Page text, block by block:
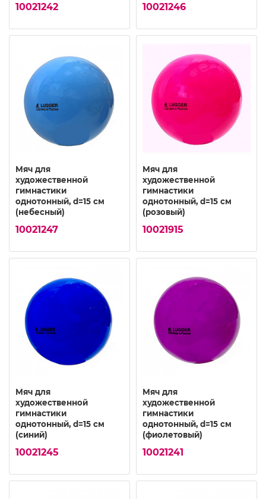
10021242 10021246
Мяч для
художественной
гимнастики
однотонный, d=15 см
(небесный)
10021247
Мяч для
художественной
гимнастики
однотонный, d=15 см
(розовый)
10021915
Мяч для
художественной
гимнастики
однотонный, d=15 см
(синий)
10021245
Мяч для
художественной
гимнастики
однотонный, d=15 см
(фиолетовый)
10021241